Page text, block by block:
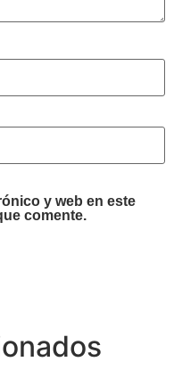
y web en este
comente.